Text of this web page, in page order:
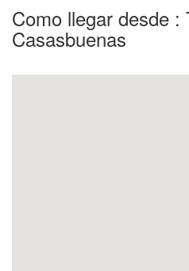
Como llegar desde :
Casasbuenas